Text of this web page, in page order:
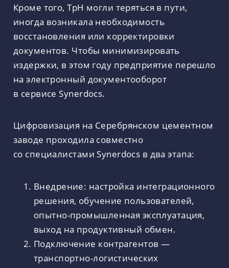
Кроме того, ТрН могли теряться в пути,
иногда возникала необходимость
восстановления или корректировки
документов. Чтобы минимизировать
издержки, в этом году предприятие перешло
на электронный документооборот
в сервисе Synerdocs.
Цифровизация на Серебрянском цементном
заводе проходила совместно
со специалистами Synerdocs в два этапа:
Внедрение: настройка интеграционного
решения, обучение пользователей,
опытно-промышленная эксплуатация,
выход на продуктивный обмен.
Подключение контрагентов —
транспортно-логистических